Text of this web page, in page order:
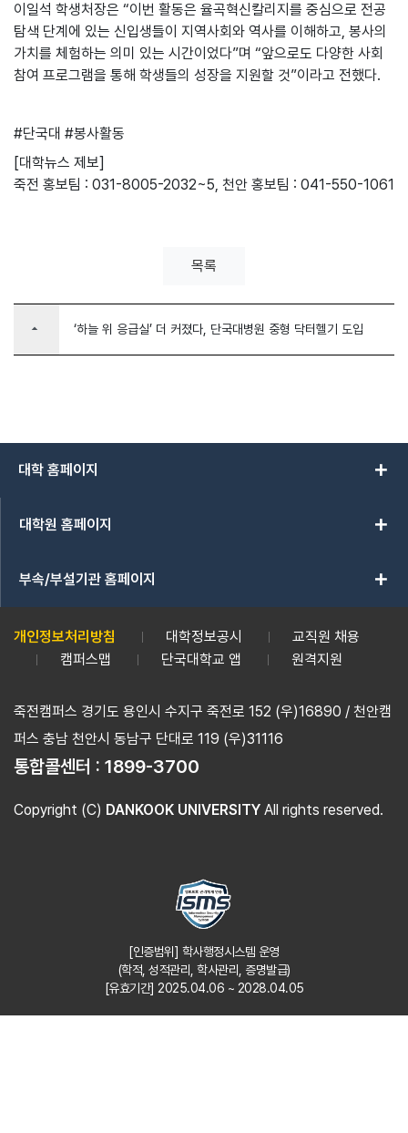
이일석 학생처장은 “이번 활동은 율곡혁신칼리지를 중심으로 전공
탐색 단계에 있는 신입생들이 지역사회와 역사를 이해하고, 봉사의
가치를 체험하는 의미 있는 시간이었다”며 “앞으로도 다양한 사회
참여 프로그램을 통해 학생들의 성장을 지원할 것”이라고 전했다.
#단국대 #봉사활동
[대학뉴스 제보]
죽전 홍보팀 : 031-8005-2032~5, 천안 홍보팀 : 041-550-1061
목록
arrow_drop_up ‘하늘 위 응급실’ 더 커졌다, 단국대병원 중형 닥터헬기 도입
대학 홈페이지 add
대학원 홈페이지 add
부속/부설기관 홈페이지 add
개인정보처리방침 대학정보공시
교직원 채용
캠퍼스맵
단국대학교 앱 원격지원
죽전캠퍼스 경기도 용인시 수지구 죽전로 152 (우)16890 / 천안캠
퍼스 충남 천안시 동남구 단대로 119 (우)31116
통합콜센터 : 1899-3700
Copyright (C) DANKOOK UNIVERSITY All rights reserved.
[인증범위] 학사행정시스템 운영
(학적, 성적관리, 학사관리, 증명발급)
[유효기간] 2025.04.06 ~ 2028.04.05